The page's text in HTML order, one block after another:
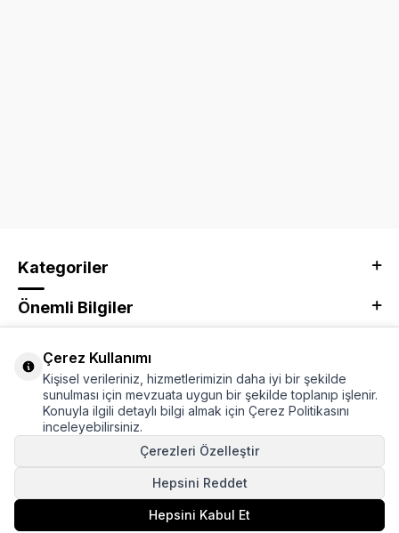
Sepete Ekle
Kategoriler
Önemli Bilgiler
Adres & İletişim
Çerez Kullanımı
Kişisel verileriniz, hizmetlerimizin daha iyi bir şekilde
sunulması için mevzuata uygun bir şekilde toplanıp işlenir.
Konuyla ilgili detaylı bilgi almak için Çerez Politikasını
inceleyebilirsiniz.
Çerezleri Özelleştir
Hepsini Reddet
Hepsini Kabul Et